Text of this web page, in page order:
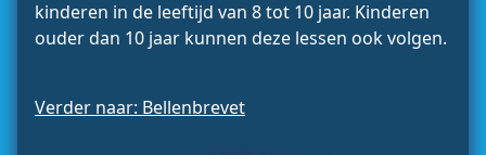
kinderen in de leeftijd van 8 tot 10 jaar. Kinderen
ouder dan 10 jaar kunnen deze lessen ook volgen.
Verder naar: Bellenbrevet